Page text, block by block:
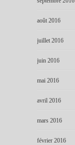
août 2016
juillet 2016
juin 2016
mai 2016
avril 2016
mars 2016
février 2016